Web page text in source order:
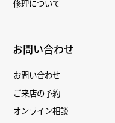
修理について
お問い合わせ
お問い合わせ
ご来店の予約
オンライン相談